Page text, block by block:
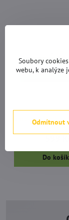
Plastový skleník 55
Do
Soubory
webu, k analýze
Odmítnout